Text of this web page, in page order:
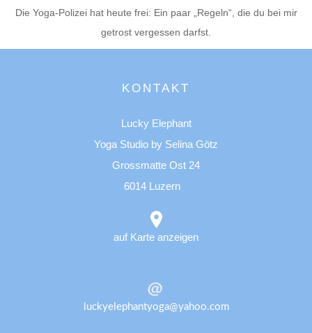
Die Yoga-Polizei hat heute frei: Ein paar „Regeln“, die du bei mir
getrost vergessen darfst.
KONTAKT
Lucky Elephant
Yoga Studio by Selina Götz
Grossmatte Ost 24
6014 Luzern
auf Karte anzeigen
luckyelephantyoga@yahoo.com